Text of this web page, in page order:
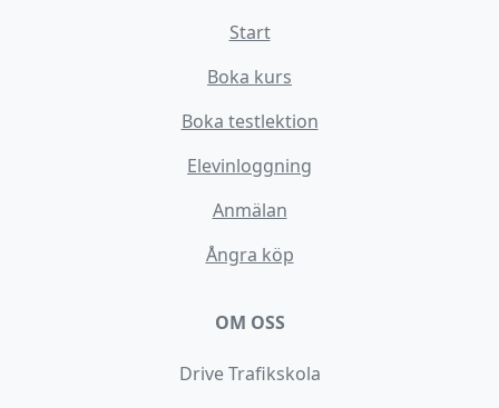
Start
Boka kurs
Boka testlektion
Elevinloggning
Anmälan
Ångra köp
OM OSS
Drive Trafikskola